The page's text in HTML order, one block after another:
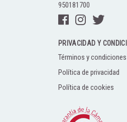
950181700
PRIVACIDAD Y
Términos y condiciones
Política de privacidad
Política de cookies